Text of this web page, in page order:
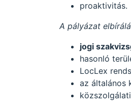
proaktivitás.
A pályázat
jogi
hasonló
LocLex
az általános